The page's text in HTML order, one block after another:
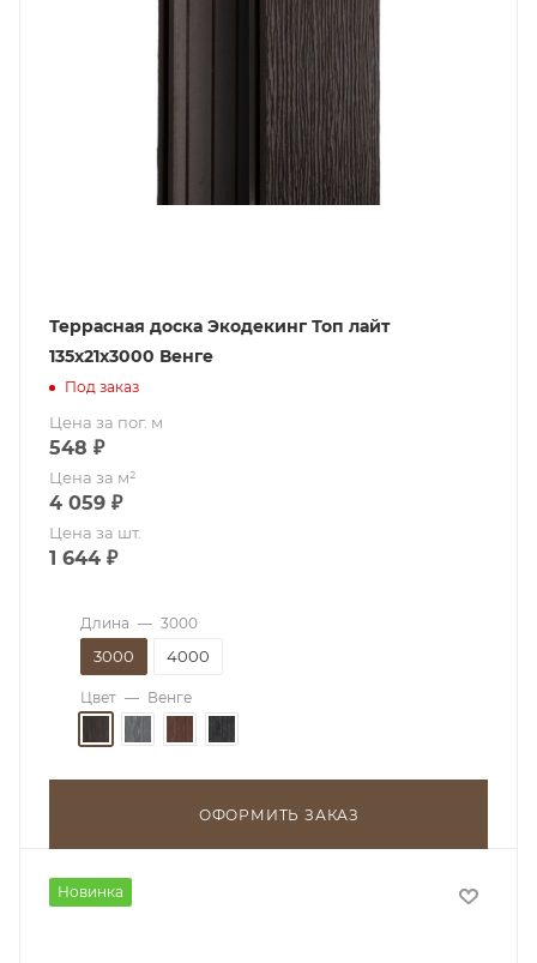
Террасная доска Экодекинг Топ лайт
135x21x3000 Венге
Под заказ
Цена за пог. м
548 ₽
Цена за м²
4 059 ₽
Цена за шт.
1 644 ₽
Длина — 3000
3000 4000
Цвет — Венге
ОФОРМИТЬ ЗАКАЗ
Новинка